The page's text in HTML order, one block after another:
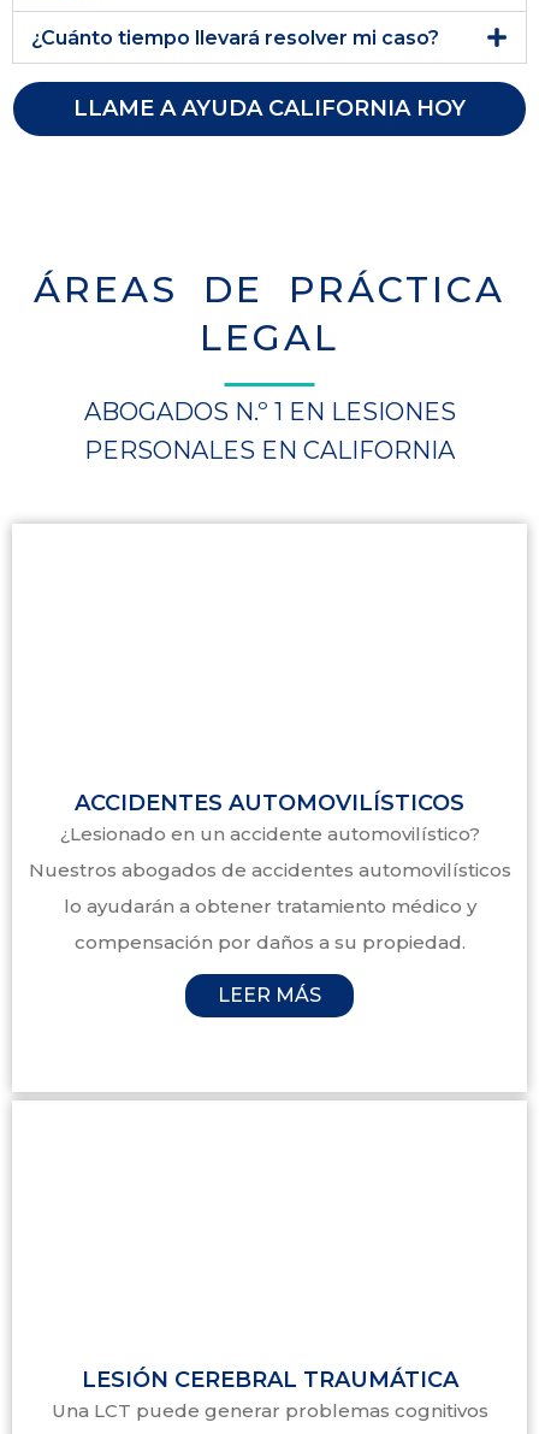
¿Cuánto tiempo llevará resolver mi caso?
LLAME A AYUDA CALIFORNIA HOY
ÁREAS DE PRÁCTICA
LEGAL
ABOGADOS N.º 1 EN LESIONES
PERSONALES EN CALIFORNIA
ACCIDENTES AUTOMOVILÍSTICOS
¿Lesionado en un accidente automovilístico?
Nuestros abogados de accidentes automovilísticos
lo ayudarán a obtener tratamiento médico y
compensación por daños a su propiedad.
LEER MÁS
LESIÓN CEREBRAL TRAUMÁTICA
Una LCT puede generar problemas cognitivos